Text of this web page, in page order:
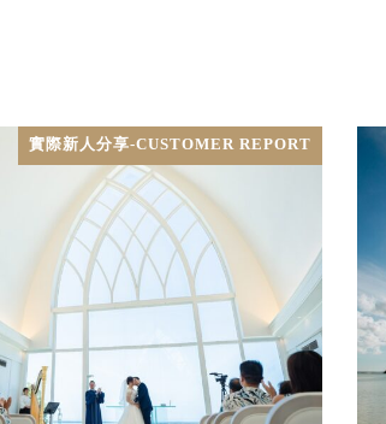
實際新人分享-CUSTOMER REPORT